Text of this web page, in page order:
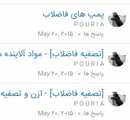
پمپ های فاضلاب
P O U R I A
پاسخ ها 0
May 20, 2015
[تصفیه فاضلاب] - مواد
P O U R I A
پاسخ ها 0
May 20, 2015
[تصفیه فاضلاب] - ازن و
P O U R I A
پاسخ ها 0
May 20, 2015